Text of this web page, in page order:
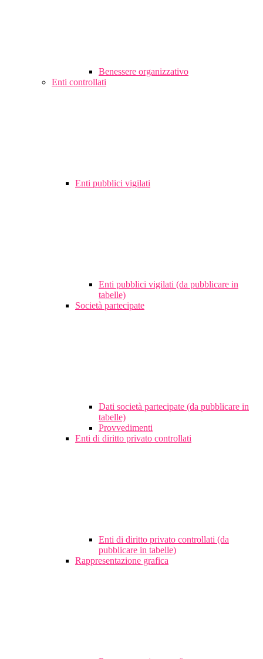
Benessere organizzativo
Enti controllati
Enti pubblici vigilati
Enti pubblici vigilati (da pubblicare in
tabelle)
Società partecipate
Dati società partecipate (da pubblicare in
tabelle)
Provvedimenti
Enti di diritto privato controllati
Enti di diritto privato controllati (da
pubblicare in tabelle)
Rappresentazione grafica